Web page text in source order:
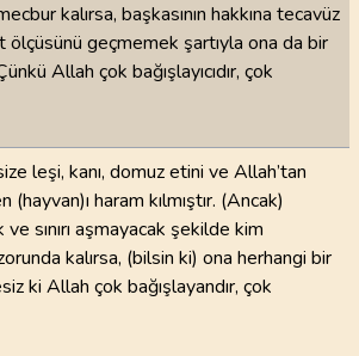
kalırsa, başkasının hakkına tecavüz
geçmemek şartıyla ona da bir
Allah çok bağışlayıcıdır, çok
leşi, kanı, domuz etini ve Allah’tan
(hayvan)ı haram kılmıştır. (Ancak)
ve sınırı aşmayacak şekilde kim
kalırsa, (bilsin ki) ona herhangi bir
ki Allah çok bağışlayandır, çok